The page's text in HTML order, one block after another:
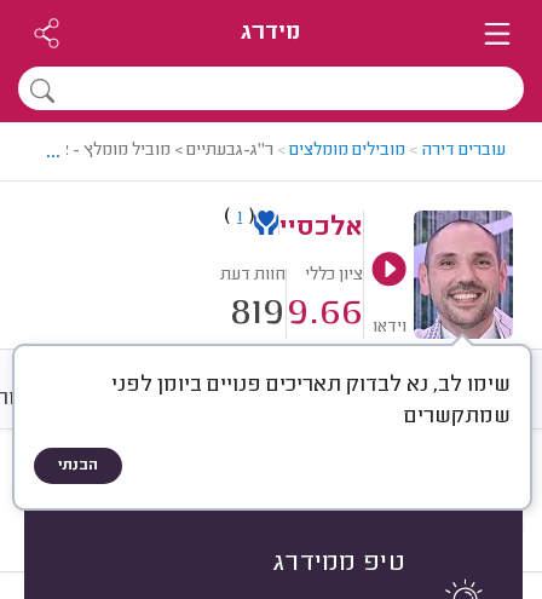
מידרג
עוברים דירה > מובילים מומלצים> ר"ג-גבעתיים > מוביל מומלץ - אלכסיי
...
וידאו
אלכסיי (
1
)
ציון כללי
9.66
חוות דעת
819
שימו לב, נא לבדוק תאריכים פנויים ביומן לפני
שמתקשרים
הבנתי
טיפ ממידרג
חוות דעת ממוצע גלריה